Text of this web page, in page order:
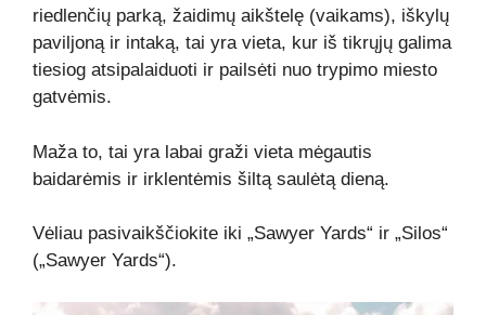
riedlenčių parką, žaidimų aikštelę (vaikams), iškylų
​​paviljoną ir intaką, tai yra vieta, kur iš tikrųjų galima
tiesiog atsipalaiduoti ir pailsėti nuo trypimo miesto
gatvėmis.
Maža to, tai yra labai graži vieta mėgautis
baidarėmis ir irklentėmis šiltą saulėtą dieną.
Vėliau pasivaikščiokite iki „Sawyer Yards“ ir „Silos“
(„Sawyer Yards“).